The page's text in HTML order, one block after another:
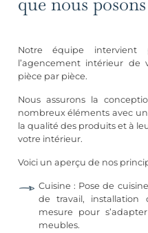
Notre équipe intervient
l’agencement intérieur de
pièce par pièce.
Nous assurons la
nombreux éléments avec
la qualité des produits et à
votre intérieur.
Voici un aperçu de nos
Cuisine : Pose de
de travail, installation
mesure pour
meubles.